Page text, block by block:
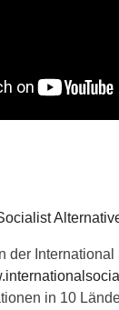
der
in 10